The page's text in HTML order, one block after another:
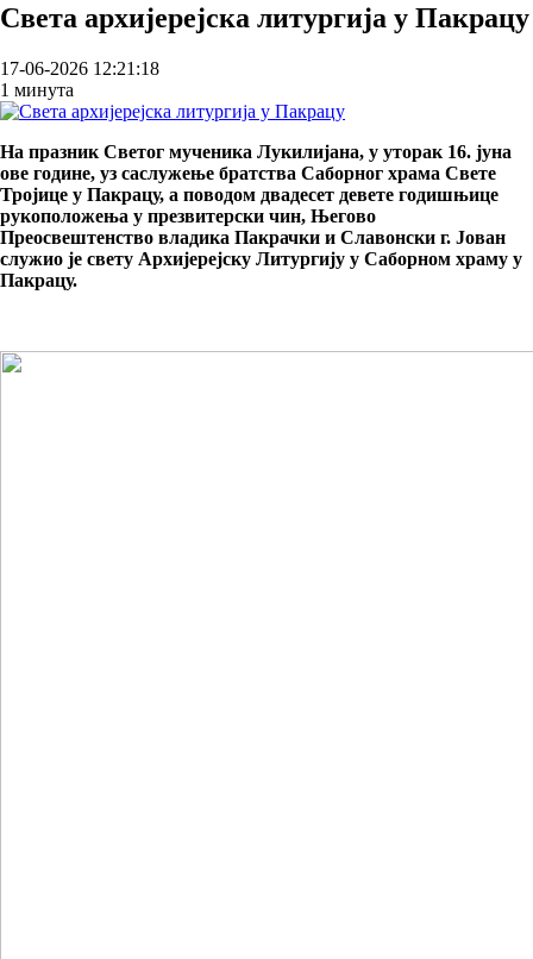
Света архијерејска литургија у Пакрацу
17-06-2026 12:21:18
1 минута
На празник Светог мученика Лукилијана, у уторак 16. јуна
ове године, уз саслужење братства Саборног храма Свете
Тројице у Пакрацу, а поводом двадесет девете годишњице
рукоположења у презвитерски чин, Његово
Преосвештенство владика Пакрачки и Славонски г. Јован
служио је свету Архијерејску Литургију у Саборном храму у
Пакрацу.